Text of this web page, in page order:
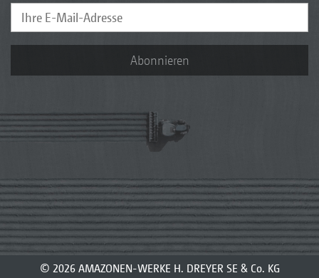
Abonnieren
© 2026 AMAZONEN-WERKE H. DREYER SE & Co. KG